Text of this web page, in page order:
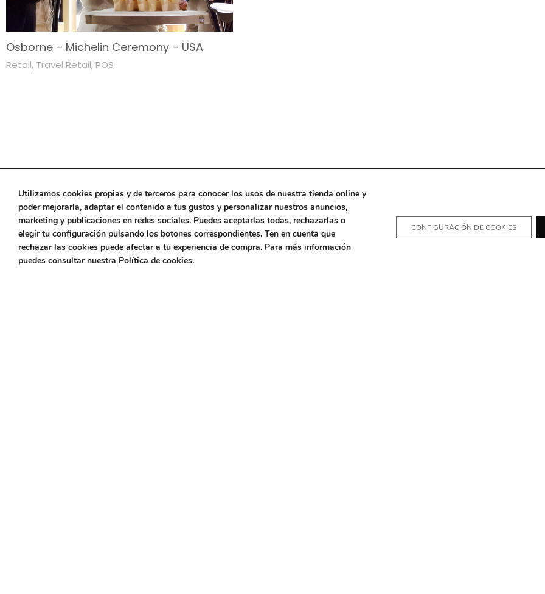
Osborne – Michelin Ceremony – USA
Retail, Travel Retail, POS
Utilizamos cookies propias y de terceros para conocer los usos de nuestra tienda online y
poder mejorarla, adaptar el contenido a tus gustos y personalizar nuestros anuncios,
marketing y publicaciones en redes sociales. Puedes aceptarlas todas, rechazarlas o
elegir tu configuración pulsando los botones correspondientes. Ten en cuenta que
rechazar las cookies puede afectar a tu experiencia de compra. Para más información
puedes consultar nuestra Política de cookies.
CONFIGURACIÓN DE COOKIES